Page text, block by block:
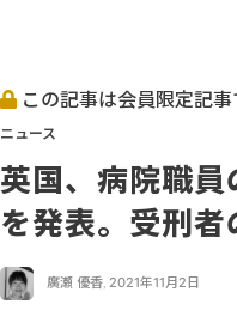
この記事は会員限定記事
ニュース
英国、病院職
を発表。受刑
廣瀬 優香, 2021年11月2日